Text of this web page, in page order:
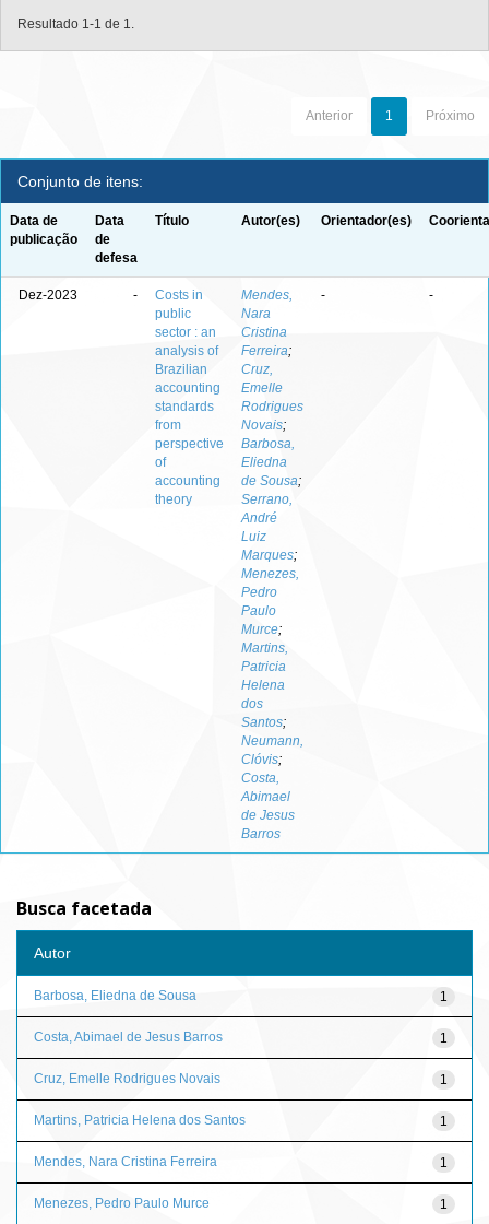
Resultado 1-1 de 1.
Anterior 1 Próximo
Conjunto de itens:
Data de
publicação
Data
de
defesa
Título Autor(es) Orientador(es)
Dez-2023 -
Costs in
public
sector : an
analysis of
Brazilian
accounting
standards
from
perspective
of
accounting
theory
Mendes,
Nara
Cristina
Ferreira;
Cruz,
Emelle
Rodrigues
Novais;
Barbosa,
Eliedna
de Sousa;
Serrano,
André
Luiz
Marques;
Menezes,
Pedro
Paulo
Murce;
Martins,
Patricia
Helena
dos
Santos;
Neumann,
Clóvis;
Costa,
Abimael
de Jesus
Barros
- -
Busca facetada
Autor
1
Barbosa, Eliedna de Sousa
1
Costa, Abimael de Jesus Barros
1
Cruz, Emelle Rodrigues Novais
1
Martins, Patricia Helena dos Santos
1
Mendes, Nara Cristina Ferreira
1
Menezes, Pedro Paulo Murce